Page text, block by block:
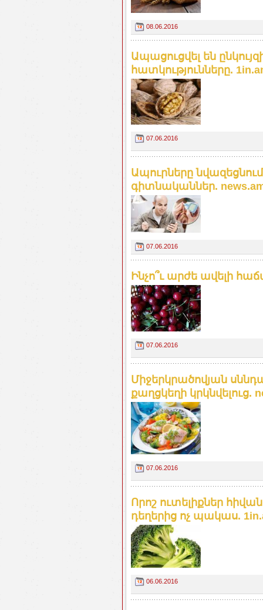
08.06.2016
Ապացուցվել են
հատկությունները.
07.06.2016
Ապուրները
գիտնականներ.
07.06.2016
Ինչո՞ւ արժե ավելի
07.06.2016
Միջերկրածովյան
քաղցկեղի կրկնվելուց.
07.06.2016
Որոշ ուտելիքներ
դեղերից ոչ պակաս.
06.06.2016